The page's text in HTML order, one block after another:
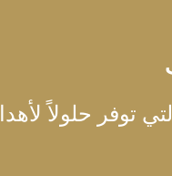
توفر حلولاً